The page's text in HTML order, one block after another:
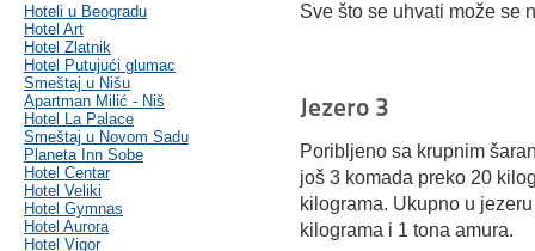
Hoteli u Beogradu
Hotel Art
Hotel Zlatnik
Hotel Putujući glumac
Smeštaj u Nišu
Apartman Milić - Niš
Hotel La Palace
Smeštaj u Novom Sadu
Planeta Inn Sobe
Hotel Centar
Hotel Veliki
Hotel Gymnas
Hotel Aurora
Hotel Vigor
Sve što se uhvati može se
Jezero 3
Poribljeno sa krupnim
još 3 komada preko 20
kilograma. Ukupno u
kilograma i 1 tona amura.